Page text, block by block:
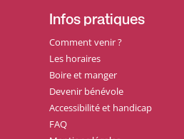
Infos pratiques
Comment venir ?
Les horaires
Boire et manger
Devenir bénévole
Accessibilité et handicap
FAQ